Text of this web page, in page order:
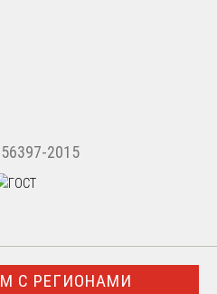
2015
С РЕГИОНАМИ